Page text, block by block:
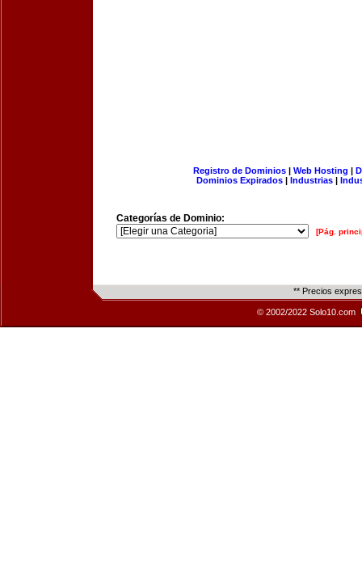
Registro de Dominios| Web Hosting |
Dominios Expirados | Industrias |
Categorías de Dominio:
[Pág.
** Precios
© 2002/2022 Solo10.com